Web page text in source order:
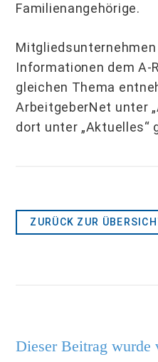
Familienangehörige.
Mitgliedsunternehmen
Informationen dem A-
gleichen Thema
ArbeitgeberNet unter
dort unter „Aktuelles“
ZURÜCK ZUR
Dieser Beitrag wurde